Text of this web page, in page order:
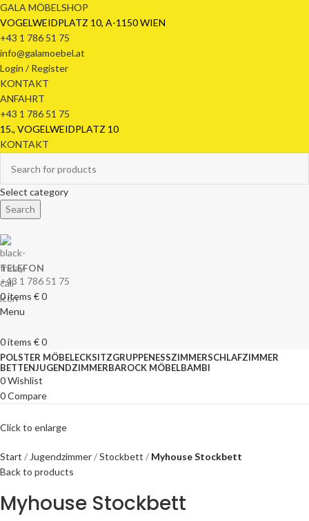
GALA MÖBELSHOP
VOGELWEIDPLATZ 10, A-1150 WIEN
+43 1 786 51 75
info@galamoebel.at
Login / Register
KONTAKT
ANFAHRT
+43 1 786 51 75
15., VOGELWEIDPLATZ 10
KONTAKT
Select category
Search
TELEFON
+43 1 786 51 75
0items €0
Menu
0items €0
POLSTER MÖBELECKSITZGRUPPENESSZIMMERSCHLAFZIMMER
BETTENJUGENDZIMMERBAROCK MÖBELBAMBI
0Wishlist
0Compare
Click to enlarge
Start Jugendzimmer Stockbett
Myhouse Stockbett
Back to products
Myhouse Stockbett